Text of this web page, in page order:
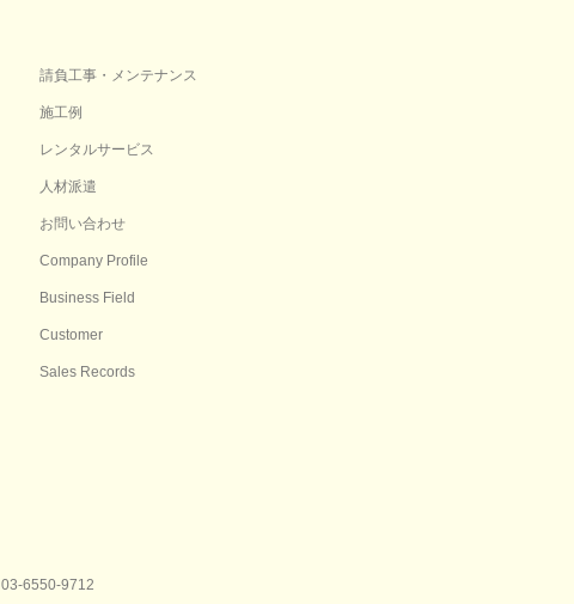
請負工事・メンテナンス
施工例
レンタルサービス
人材派遣
お問い合わせ
Company Profile
Business Field
Customer
Sales Records
03-6550-9712